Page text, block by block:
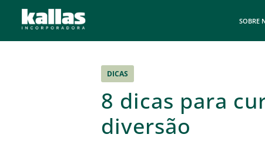
SOBRE
DICAS
8 dicas para
diversão